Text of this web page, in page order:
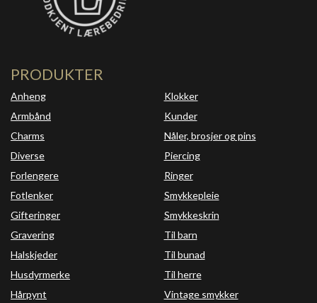
PRODUKTER
Anheng
Armbånd
Charms
Diverse
Forlengere
Fotlenker
Gifteringer
Gravering
Halskjeder
Husdyrmerke
Hårpynt
Klokker
Kunder
Nåler, brosjer og pins
Piercing
Ringer
Smykkepleie
Smykkeskrin
Til barn
Til bunad
Til herre
Vintage smykker